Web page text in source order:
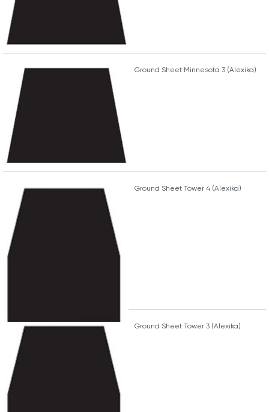
Ground Sheet Minnesota 3 (Alexika)
Ground Sheet Tower 4 (Alexika)
Ground Sheet Tower 3 (Alexika)